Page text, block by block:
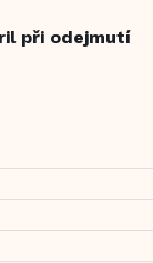
při odejmutí